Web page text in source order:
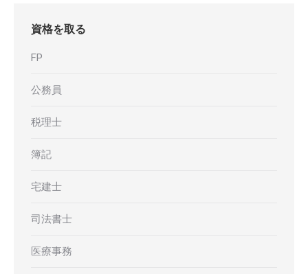
資格を取る
FP
公務員
税理士
簿記
宅建士
司法書士
医療事務